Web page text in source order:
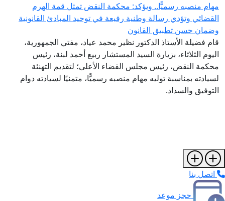
منصبه رسميًّا.. ويؤكد: محكمة النقض تمثل قمة الهرم
وتؤدي رسالة وطنية رفيعة في توحيد المبادئ القانونية
حسن تطبيق القانون
فضيلة الأستاذ الدكتور نظير محمد عياد، مفتي الجمهورية،
الثلاثاء، بزيارة السيد المستشار ربيع أحمد لبنة، رئيس
النقض، رئيس مجلس القضاء الأعلى؛ لتقديم التهنئة
بمناسبة توليه مهام منصبه رسميًّا، متمنيًا لسيادته دوام
والسداد.
اتصل بنا
حجز موعد